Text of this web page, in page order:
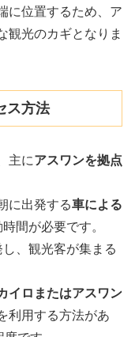
に位置するため、ア
観光のカギとなりま
ス方法
主にアスワンを拠点
に出発する車による
間が必要です。
、観光客が集まる
イロまたはアスワン
利用する方法があ